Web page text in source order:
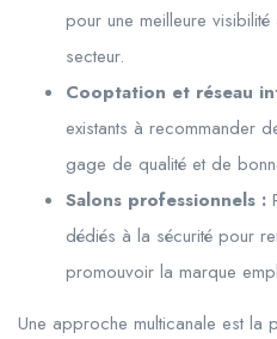
pour une meilleure
secteur.
Cooptation et réseau
existants à recommander
gage de qualité et de
Salons professionnels :
dédiés à la sécurité pour
promouvoir la marque
Une approche multicanale est la